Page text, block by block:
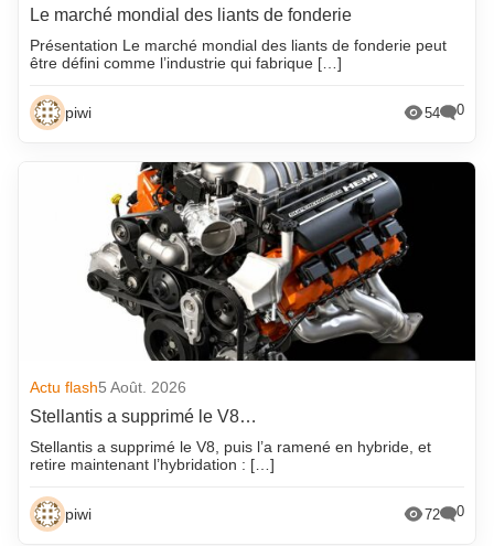
Le marché mondial des liants de fonderie
Présentation Le marché mondial des liants de fonderie peut
être défini comme l’industrie qui fabrique […]
piwi 54 0
Actu flash5 Août. 2026
Stellantis a supprimé le V8…
Stellantis a supprimé le V8, puis l’a ramené en hybride, et
retire maintenant l’hybridation : […]
piwi 72 0